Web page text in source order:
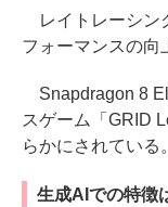
レイトレーシン
フォーマンスの向
Snapdragon 8
スゲーム「GRID
らかにされている。
生成AIでの特徴